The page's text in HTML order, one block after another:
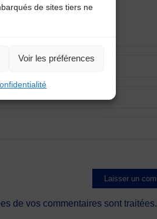
de sites tiers ne
Voir les préférences
de vos commentaires sont traitées.